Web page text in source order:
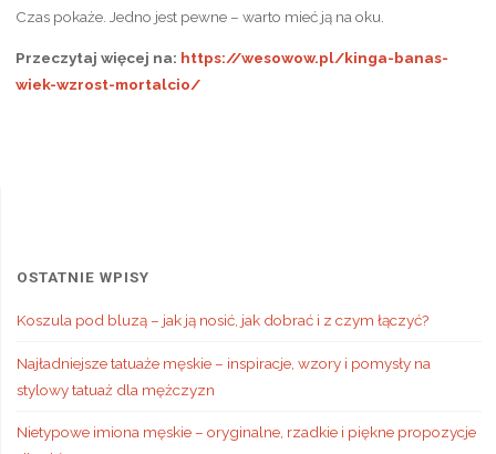
Czas pokaże. Jedno jest pewne – warto mieć ją na oku.
Przeczytaj więcej na: https://wesowow.pl/kinga-banas-
wiek-wzrost-mortalcio/
OSTATNIE WPISY
Koszula pod bluzą – jak ją nosić, jak dobrać i z czym łączyć?
Najładniejsze tatuaże męskie – inspiracje, wzory i pomysły na
stylowy tatuaż dla mężczyzn
Nietypowe imiona męskie – oryginalne, rzadkie i piękne propozycje